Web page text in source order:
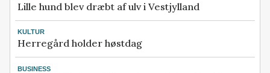
Lille hund blev dræbt af ulv i Vestjylland
KULTUR
Herregård holder høstdag
BUSINESS